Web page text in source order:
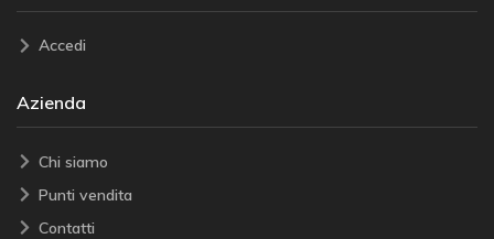
Accedi
Azienda
Chi siamo
Punti vendita
Contatti